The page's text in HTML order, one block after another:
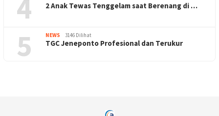
4 2 Anak Tewas Tenggelam saat Berenang di …
5 NEWS 3146 Dilihat
TGC Jeneponto Profesional dan Terukur